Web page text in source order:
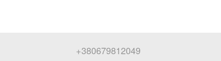
+380679812049